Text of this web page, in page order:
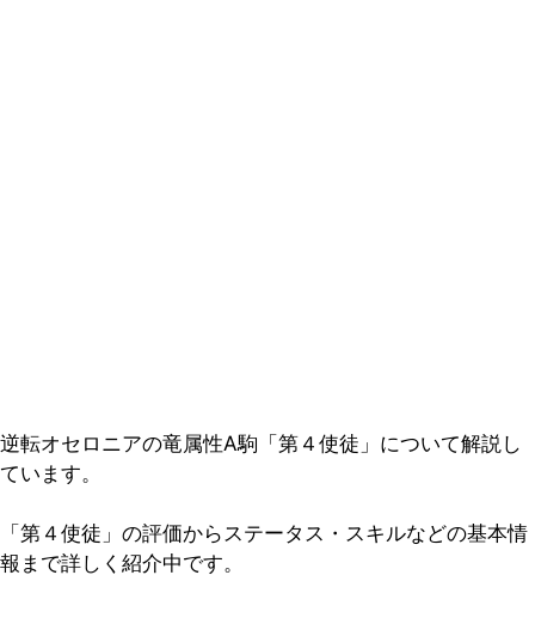
逆転オセロニアの竜属性A駒「第４使徒」について解説し
ています。
「第４使徒」の評価からステータス・スキルなどの基本情
報まで詳しく紹介中です。